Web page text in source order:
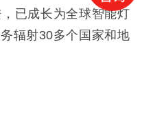
已成长为全球智能灯
辐射30多个国家和地